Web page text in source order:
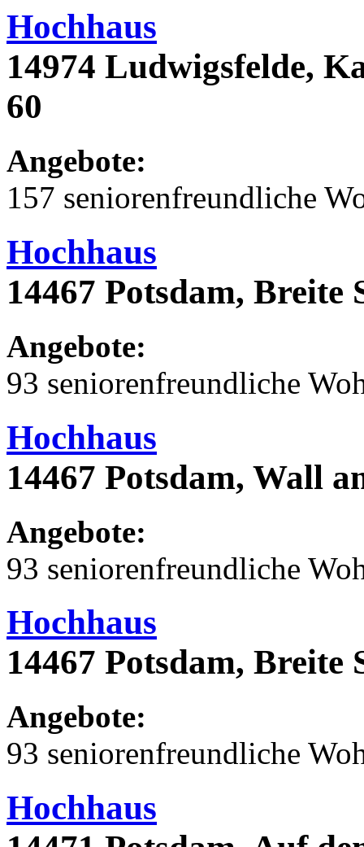
Hochhaus
14974 Ludwigsfelde,
60
Angebote:
157 seniorenfreundliche
Hochhaus
14467 Potsdam, Breite
Angebote:
93 seniorenfreundliche
Hochhaus
14467 Potsdam, Wall
Angebote:
93 seniorenfreundliche
Hochhaus
14467 Potsdam, Breite
Angebote:
93 seniorenfreundliche
Hochhaus